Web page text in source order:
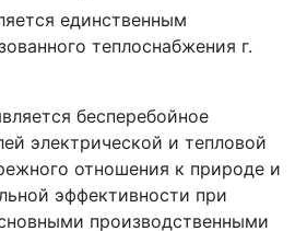
единственным
теплоснабжения г.
бесперебойное
электрической и тепловой
отношения к природе и
эффективности при
производственными